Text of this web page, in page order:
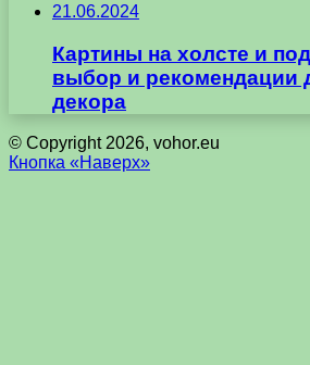
21.06.2024
Картины на холсте и
выбор и рекомендации
декора
© Copyright 2026, vohor.eu
Кнопка «Наверх»